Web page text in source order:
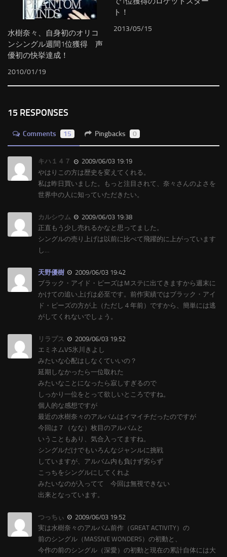
水樹奈々、自身初のオリコ
ンシングル週間1位獲得 声
優初の快挙達成！
2010/01/19
ト！
2013/05/15
15 RESPONSES
Comments 15 Pingbacks 0
キハ１４７
2009/06/03 19:19
やはりこの方は歴史を変えてくれる。
私は昨日買いました。もっと注目されて、奈々さんのよさを
世界中の人に知っていただきたい。
カルシウム
2009/06/03 19:38
正直もう少し売れるかなと思ってました。
シングルの売り上げは以前に比べて飛躍的に上がっています
し…
天野優樹
2009/06/03 19:42
ブラック・アイド・ピーズはＭステに出てきますから週末に
かけての追い上げは必至です。前作実績ではブラック・アイ
ド・ピーズの方が上（ただし４年前）ですから、簡単には逃
がしてくれないでしょう。
リラプス
2009/06/03 19:52
エミネムVS氷川きよし
みたいな心配はしなくていいの？
延期しなかったら一位取れた
みたいなことになったら寂しすぎるので
しっかり一位をとって欲しいところですね。
個人的な感想ですが
最近の水樹奈々のアルバムはイマイチだったのですが
今回は７（なな）枚目のアルバムと
いうこともあり、気合入ってますね。
シングルだけでもいろんなジャンルに挑戦
していますが、アルバム内も負けず劣らず
こっちをシングルにしてくれよ
みたいなのが入ってて 今回は無視できない
出来となっています。
つっちぃ
2009/06/03 19:52
実は水樹奈々のアルバム前作（GREAT ACTIVITY）の
前のシングル（MASSIVE WONDERS）の初動と、
今作の前のシングル（深愛）の初動と現在の累計自体には大